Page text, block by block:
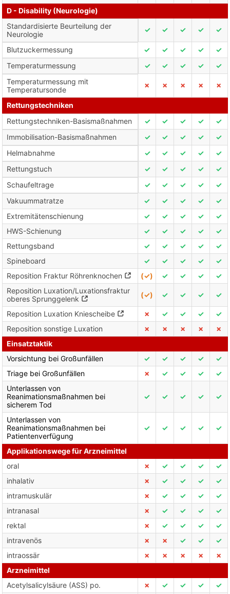
D - Disability (Neurologie)
Standardisierte Beurteilung der
Neurologie
✓ ✓ ✓ ✓ ✓
Blutzuckermessung ✓ ✓ ✓ ✓
✓
Temperaturmessung
✓ ✓ ✓ ✓
✓
Temperaturmessung mit
Temperatursonde
✗ ✗ ✗ ✗ ✗
Rettungstechniken
Rettungstechniken-Basismaßnahmen
✓ ✓ ✓ ✓
✓
Immobilisation-Basismaßnahmen
✓ ✓ ✓ ✓
✓
Helmabnahme
✓ ✓ ✓ ✓
✓
Rettungstuch
✓ ✓ ✓ ✓
✓
Schaufeltrage
✓ ✓ ✓ ✓
✓
Vakuummatratze
✓ ✓ ✓ ✓
✓
Extremitätenschienung
✓ ✓ ✓ ✓
✓
HWS-Schienung
✓ ✓ ✓ ✓
✓
Rettungsband
✓ ✓ ✓ ✓
✓
Spineboard
✓ ✓ ✓ ✓
✓
Reposition Fraktur Röhrenknochen
(✓) ✓ ✓ ✓
✓
Reposition Luxation/Luxationsfraktur
oberes Sprunggelenk
(✓) ✓ ✓ ✓ ✓
Reposition Luxation Kniescheibe ✗ ✓ ✓ ✓
✓
Reposition sonstige Luxation
✗ ✗ ✗ ✗
✗
Einsatztaktik
Vorsichtung bei Großunfällen
✓ ✓ ✓ ✓
✓
Triage bei Großunfällen
✗ ✓ ✓ ✓
✓
Unterlassen von
Reanimationsmaßnahmen bei
sicherem Tod
✓ ✓ ✓ ✓ ✓
Unterlassen von
Reanimationsmaßnahmen bei
Patientenverfügung
✓ ✓ ✓ ✓ ✓
Applikationswege für Arzneimittel
oral
✗ ✓ ✓ ✓
✓
inhalativ
✗ ✓ ✓ ✓
✓
intramuskulär
✗ ✓ ✓ ✓
✓
intranasal
✗ ✓ ✓ ✓
✓
rektal
✗ ✓ ✓ ✓
✓
intravenös
✗ ✗ ✓ ✓
✓
intraossär
✗ ✗ ✗ ✗
✗
Arzneimittel
Acetylsalicylsäure (ASS) po.
✗ ✓ ✓ ✓
✓